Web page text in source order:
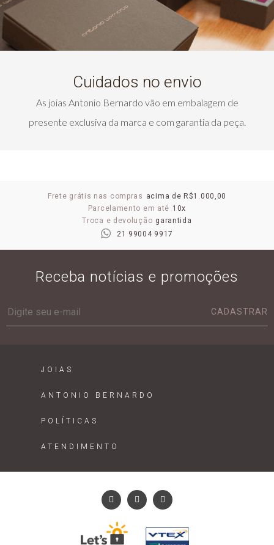
Cuidados no envio
As joias Antonio Bernardo vão em embalagem de
presente exclusiva da marca e com garantia da peça.
Frete grátis nas compras acima de R$1.000,00
Parcelamento em até 10x
Troca e devolução garantida
21 99004 9917
Receba notícias e promoções
CADASTRAR
JOIAS
ANTONIO BERNARDO
POLÍTICAS
ATENDIMENTO